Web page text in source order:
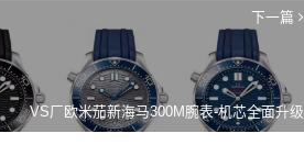
下一篇
VS厂欧米茄新海马300M腕表-机芯全面升级